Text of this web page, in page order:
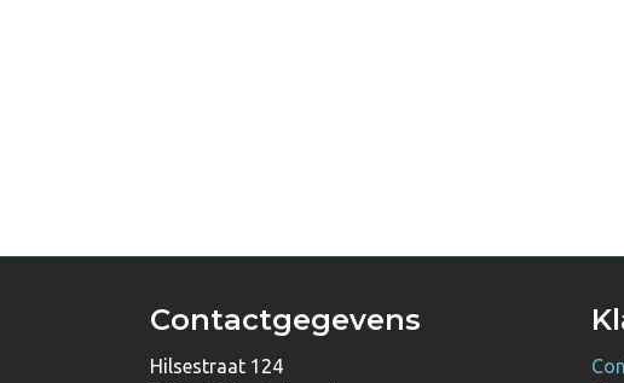
Contactgegevens
Hilsestraat 124